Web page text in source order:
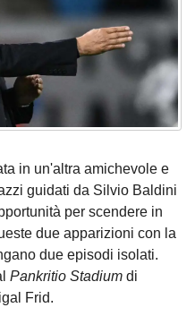
in un'altra amichevole e
guidati da Silvio Baldini
per scendere in
due apparizioni con la
due episodi isolati.
Pankritio Stadium di
Frid.